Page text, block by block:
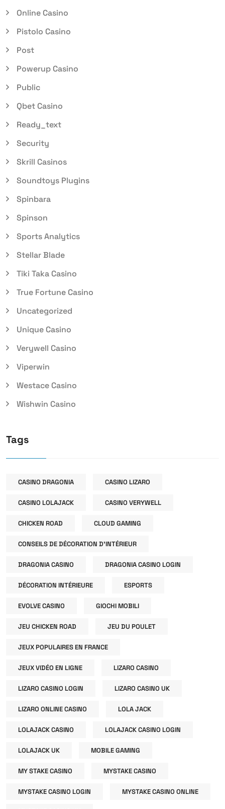
Online Casino
Pistolo Casino
Post
Powerup Casino
Public
Qbet Casino
Ready_text
Security
Skrill Casinos
Soundtoys Plugins
Spinbara
Spinson
Sports Analytics
Stellar Blade
Tiki Taka Casino
True Fortune Casino
Uncategorized
Unique Casino
Verywell Casino
Viperwin
Westace Casino
Wishwin Casino
Tags
CASINO DRAGONIA CASINO LIZARO
CASINO LOLAJACK CASINO VERYWELL
CHICKEN ROAD CLOUD GAMING
CONSEILS DE DÉCORATION D'INTÉRIEUR
DRAGONIA CASINO DRAGONIA CASINO LOGIN
DÉCORATION INTÉRIEURE ESPORTS
EVOLVE CASINO GIOCHI MOBILI
JEU CHICKEN ROAD JEU DU POULET
JEUX POPULAIRES EN FRANCE
JEUX VIDÉO EN LIGNE LIZARO CASINO
LIZARO CASINO LOGIN LIZARO CASINO UK
LIZARO ONLINE CASINO LOLA JACK
LOLAJACK CASINO LOLAJACK CASINO LOGIN
LOLAJACK UK MOBILE GAMING
MY STAKE CASINO MYSTAKE CASINO
MYSTAKE CASINO LOGIN MYSTAKE CASINO ONLINE